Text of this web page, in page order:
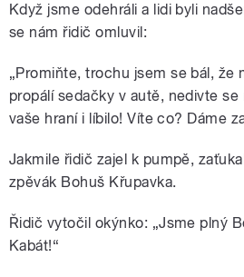
Když jsme odehráli a lidi byli
se nám řidič omluvil:
„Promiňte, trochu jsem se bál, že
propálí sedačky v autě, nedivte
vaše hraní i líbilo! Víte co? Dáme
Jakmile řidič zajel k pumpě,
zpěvák Bohuš Křupavka.
Řidič vytočil okýnko: „Jsme plný
Kabát!“